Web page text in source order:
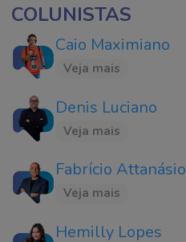
COLUNISTAS
Caio Maximiano
Veja mais
Denis Luciano
Veja mais
Fabrício Attanásio
Veja mais
Hemilly Lopes